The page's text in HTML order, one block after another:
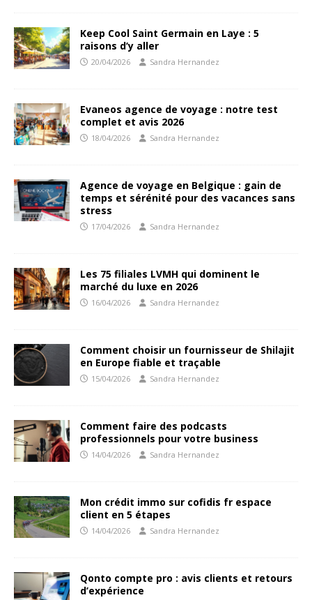
Keep Cool Saint Germain en Laye : 5
raisons d’y aller
20/04/2026 Sandra Hernandez
Evaneos agence de voyage : notre test
complet et avis 2026
18/04/2026 Sandra Hernandez
Agence de voyage en Belgique : gain de
temps et sérénité pour des vacances sans
stress
17/04/2026 Sandra Hernandez
Les 75 filiales LVMH qui dominent le
marché du luxe en 2026
16/04/2026 Sandra Hernandez
Comment choisir un fournisseur de Shilajit
en Europe fiable et traçable
15/04/2026 Sandra Hernandez
Comment faire des podcasts
professionnels pour votre business
14/04/2026 Sandra Hernandez
Mon crédit immo sur cofidis fr espace
client en 5 étapes
14/04/2026 Sandra Hernandez
Qonto compte pro : avis clients et retours
d’expérience